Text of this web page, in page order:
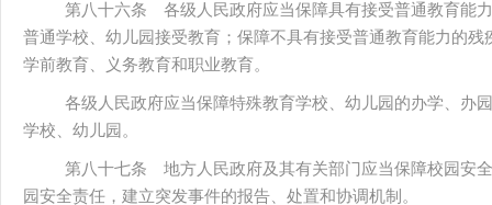
第八十六条 各级人民政府应当保障具有接受普通教育能
普通学校、幼儿园接受教育；保障不具有接受普通教育能力的
学前教育、义务教育和职业教育。
各级人民政府应当保障特殊教育学校、幼儿园的办学、办
学校、幼儿园。
第八十七条 地方人民政府及其有关部门应当保障校园安
园安全责任，建立突发事件的报告、处置和协调机制。